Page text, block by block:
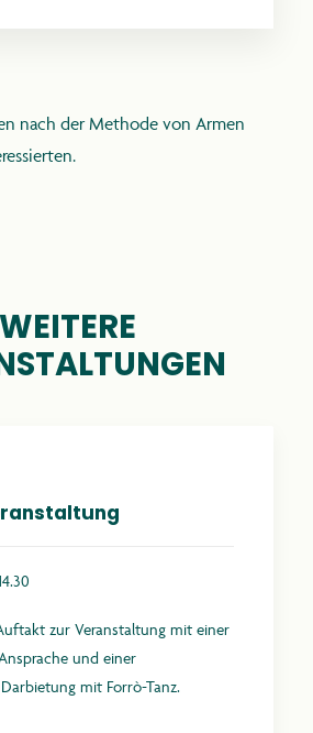
nach der Methode von Armen
WEITERE
zur Veranstaltung mit einer
und einer
mit Forrò-Tanz.